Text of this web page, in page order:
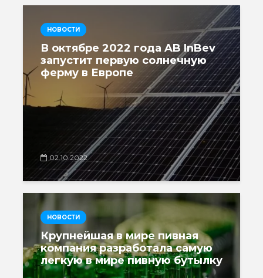
НОВОСТИ
В октябре 2022 года AB InBev
запустит первую солнечную
ферму в Европе
02.10.2022
НОВОСТИ
Крупнейшая в мире пивная
компания разработала самую
легкую в мире пивную бутылку